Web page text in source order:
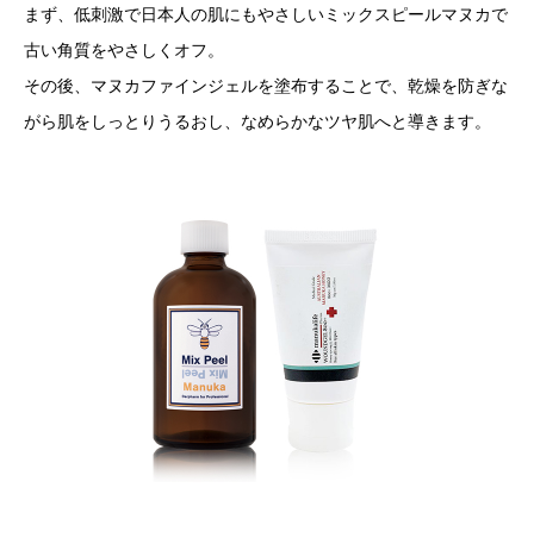
まず、低刺激で日本人の肌にもやさしいミックスピールマヌカで
古い角質をやさしくオフ。
その後、マヌカファインジェルを塗布することで、乾燥を防ぎな
がら肌をしっとりうるおし、なめらかなツヤ肌へと導きます。